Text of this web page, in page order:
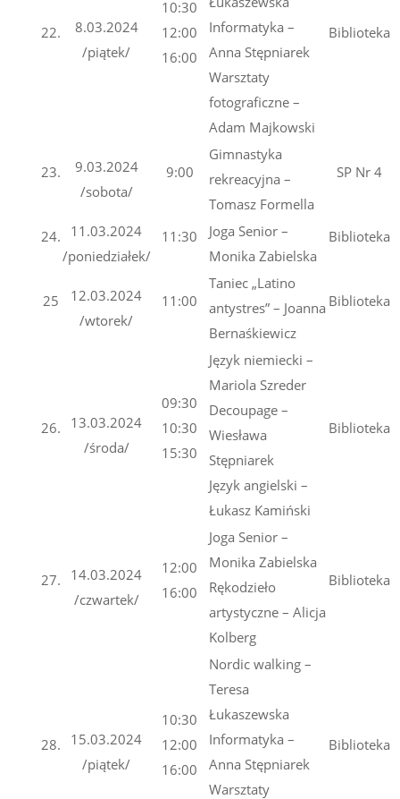
22.
8.03.2024
/piątek/
10:30
12:00
16:00
Informatyka –
Anna Stępniarek
Warsztaty
fotograficzne –
Adam Majkowski
Biblioteka
23.
9.03.2024
/sobota/
9:00
Gimnastyka
rekreacyjna –
Tomasz Formella
SP Nr 4
24.
11.03.2024
/poniedziałek/
11:30
Joga Senior –
Monika Zabielska
Biblioteka
25
12.03.2024
/wtorek/
11:00
Taniec „Latino
antystres” – Joanna
Bernaśkiewicz
Biblioteka
26.
13.03.2024
/środa/
09:30
10:30
15:30
Język niemiecki –
Mariola Szreder
Decoupage –
Wiesława
Stępniarek
Język angielski –
Łukasz Kamiński
Biblioteka
27.
14.03.2024
/czwartek/
12:00
16:00
Joga Senior –
Monika Zabielska
Rękodzieło
artystyczne – Alicja
Kolberg
Biblioteka
28.
15.03.2024
/piątek/
10:30
12:00
16:00
Nordic walking –
Teresa
Łukaszewska
Informatyka –
Anna Stępniarek
Warsztaty
Biblioteka